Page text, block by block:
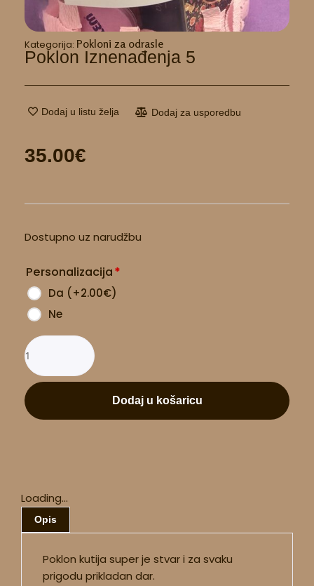
Kategorija: Pokloni za odrasle
Poklon Iznenađenja 5
Dodaj u listu želja Dodaj za usporedbu
35.00€
Dostupno uz narudžbu
Personalizacija*
Da (+2.00€)
Ne
iznenađenja
količina
Dodaj u košaricu
Loading...
Opis
Poklon kutija super je stvar i za svaku
prigodu prikladan dar.